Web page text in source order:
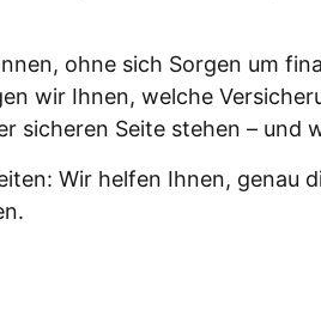
ohne sich Sor­gen um
wir Ihnen, wel­che
Sei­te ste­hen – und
Wir hel­fen Ihnen, genau